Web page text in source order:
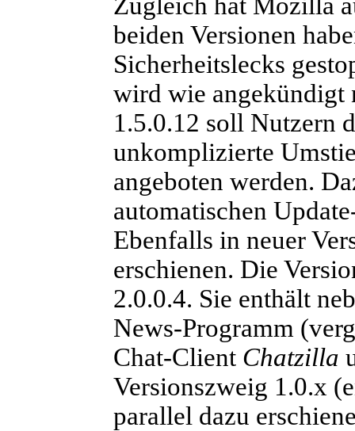
beiden Versionen
Sicherheitslecks
wird wie angekündigt
1.5.0.12 soll Nutzern
unkomplizierte
angeboten werden.
automatischen
Ebenfalls in neuer
erschienen. Die
2.0.0.4. Sie enthält
News-Programm
Chat-Client Chatzilla
Versionszweig 1.0.x
parallel dazu